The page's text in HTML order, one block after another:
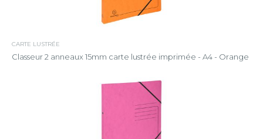
CARTE LUSTRÉE
Classeur 2 anneaux 15mm carte lustrée imprimée - A4 - Orange